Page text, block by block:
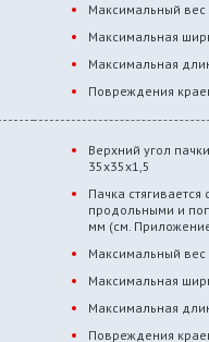
Максимальный вес
Максимальная
Максимальная
Повреждения
Верхний угол
35х35х1,5
Пачка
продольными и
мм (см.
Максимальный вес
Максимальная
Максимальная
Повреждения